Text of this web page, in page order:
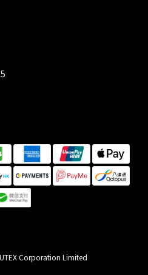
Corporation Limited